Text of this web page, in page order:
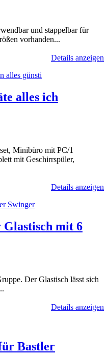
und stappelbar für
vorhanden...
Details anzeigen
alles ich
Minibüro mit PC/1
mit Geschirrspüler,
Details anzeigen
Glastisch mit 6
Der Glastisch lässt sich
Details anzeigen
Bastler